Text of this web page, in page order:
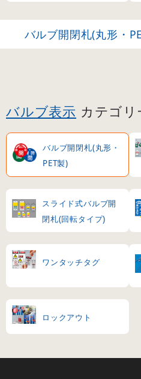
バルブ開閉札(丸形・
バルブ表示 カテゴリ
バルブ開閉札(丸形・
PET製)
スライド式バルブ開
閉札(回転タイプ)
ワンタッチタグ
ロックアウト